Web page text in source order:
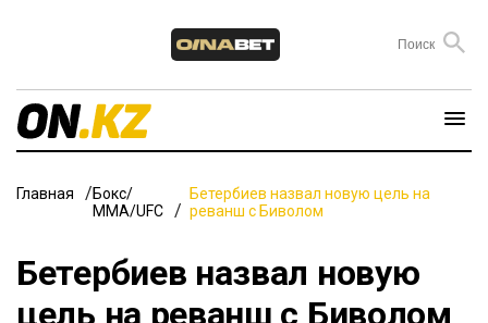
Главная
Бокс/
ММА/UFC
Бетербиев назвал новую цель на
реванш с Биволом
Бетербиев назвал новую
цель на реванш с Биволом